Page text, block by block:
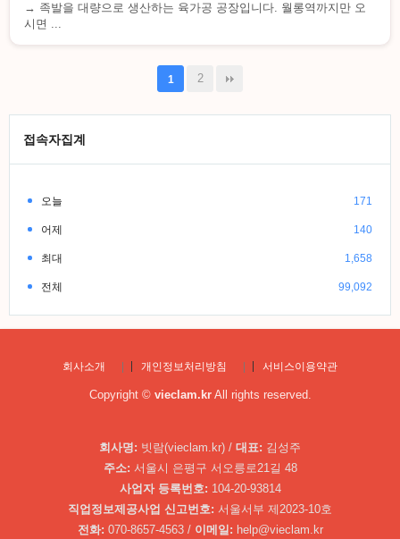
→ 족발을 대량으로 생산하는 육가공 공장입니다. 월롱역까지만 오
시면 ...
1 2
접속자집계
오늘 171
어제 140
최대 1,658
전체 99,092
회사소개 개인정보처리방침 서비스이용약관
Copyright © vieclam.krAll rights reserved.
회사명: 빗람(vieclam.kr) / 대표: 김성주
주소: 서울시 은평구 서오릉로21길 48
사업자 등록번호: 104-20-93814
직업정보제공사업 신고번호: 서울서부 제2023-10호
전화: 070-8657-4563 / 이메일: help@vieclam.kr